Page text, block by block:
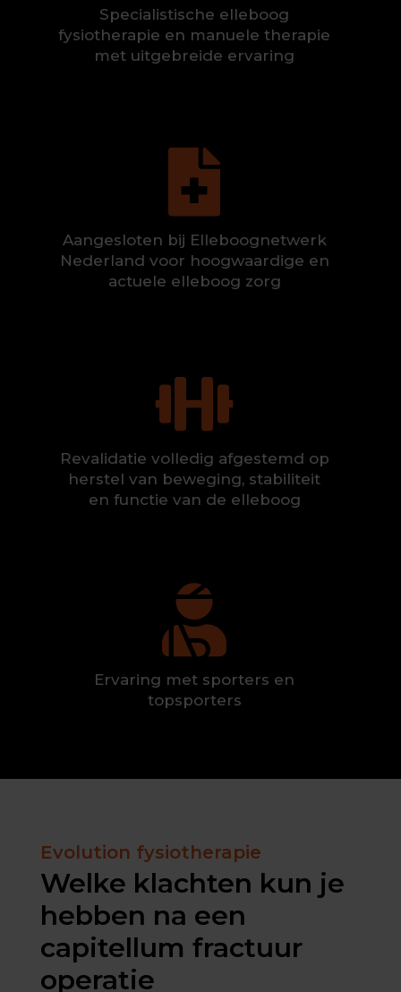
Specialistische elleboog
fysiotherapie en manuele therapie
met uitgebreide ervaring

Aangesloten bij Elleboognetwerk
Nederland voor hoogwaardige en
actuele elleboog zorg

Revalidatie volledig afgestemd op
herstel van beweging, stabiliteit
en functie van de elleboog

Ervaring met sporters en
topsporters
Evolution fysiotherapie
Welke klachten kun je
hebben na een
capitellum fractuur
operatie